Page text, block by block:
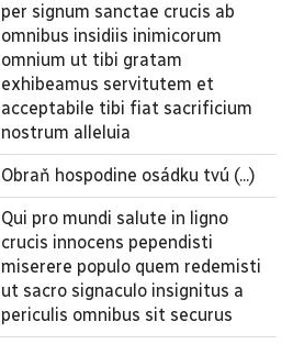
per signum sanctae crucis ab
omnibus insidiis inimicorum
omnium ut tibi gratam
exhibeamus servitutem et
acceptabile tibi fiat sacrificium
nostrum alleluia
Obraň hospodine osádku tvú (...)
Qui pro mundi salute in ligno
crucis innocens pependisti
miserere populo quem redemisti
ut sacro signaculo insignitus a
periculis omnibus sit securus